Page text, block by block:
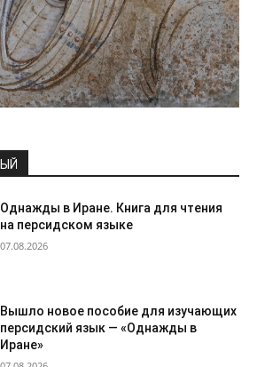
Однажды в Иране. Книга для чтения
на персидском языке
07.08.2026
Вышло новое пособие для изучающих
персидский язык — «Однажды в
Иране»